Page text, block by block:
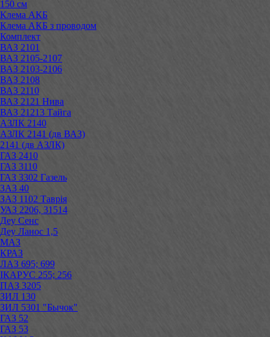
150 см
Клема АКБ
Клема АКБ з проводом
Комплект
ВАЗ 2101
ВАЗ 2105-2107
ВАЗ 2103-2106
ВАЗ 2108
ВАЗ 2110
ВАЗ 2121 Нива
ВАЗ 21213 Тайга
АЗЛК 2140
АЗЛК 2141 (дв ВАЗ)
2141 (дв АЗЛК)
ГАЗ 2410
ГАЗ 3110
ГАЗ 3302 Газель
ЗАЗ 40
ЗАЗ 1102 Таврія
УАЗ 2206, 31514
Деу Сенс
Деу Ланос 1,5
МАЗ
КРАЗ
ЛАЗ 695; 699
ІКАРУС 255; 256
ПАЗ 3205
ЗИЛ 130
ЗИЛ 5301 "Бычок"
ГАЗ 52
ГАЗ 53